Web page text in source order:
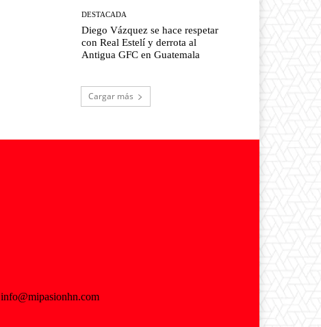
DESTACADA
Diego Vázquez se hace respetar
con Real Estelí y derrota al
Antigua GFC en Guatemala
Cargar más
info@mipasionhn.com